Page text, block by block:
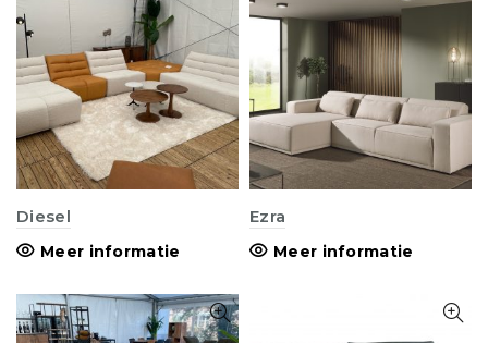
Diesel
Meer informatie
Ezra
Meer informatie